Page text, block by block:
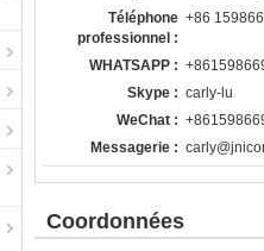
Téléphone
professionnel :
+86
WHATSAPP :
Skype : carly-lu
WeChat :
Messagerie :
Coordonnées